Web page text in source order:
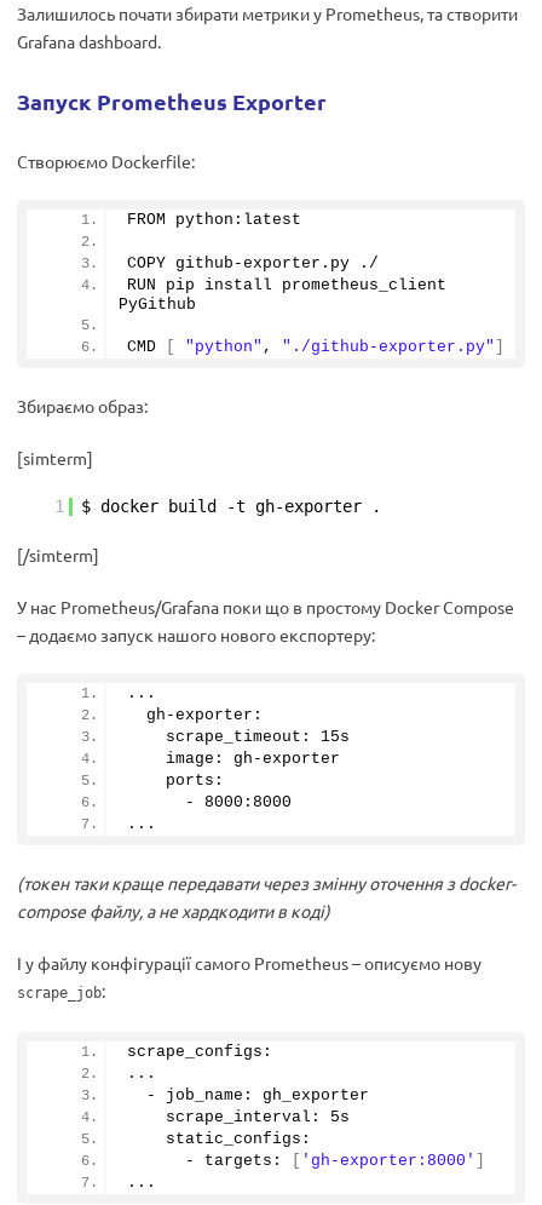
Залишилось почати збирати метрики у Prometheus, та створити
Grafana dashboard.
Запуск Prometheus Exporter
Створюємо Dockerfile:
FROM python:latest
COPY github-exporter. py ./
RUN pip install prometheus_client
PyGithub
CMD "python" , "./github-exporter.py"
Збираємо образ:
[simterm]
1 $ docker build -t gh-exporter .
[/simterm]
У нас Prometheus/Grafana поки що в простому Docker Compose
– додаємо запуск нашого нового експортеру:
...
  gh-exporter:
    scrape_timeout: 15s
    image: gh-exporter
    ports:
      -
8000 : 8000
...
(токен таки краще передавати через змінну оточення з docker-
compose файлу, а не хардкодити в коді)
І у файлу конфігурації самого Prometheus – описуємо нову
scrape_job:
scrape_configs:
...
  - job_name: gh_exporter
    scrape_interval: 5s
    static_configs:
      - targets:
'gh-exporter:8000'
...